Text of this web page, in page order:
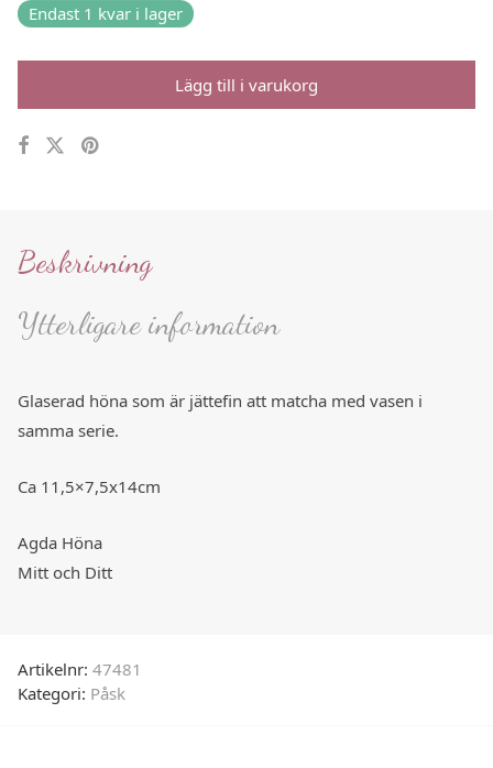
Endast 1 kvar i lager
Lägg till i varukorg
Beskrivning
Ytterligare information
Glaserad höna som är jättefin att matcha med vasen i
samma serie.
Ca 11,5×7,5x14cm
Agda Höna
Mitt och Ditt
Artikelnr: 47481
Kategori: Påsk